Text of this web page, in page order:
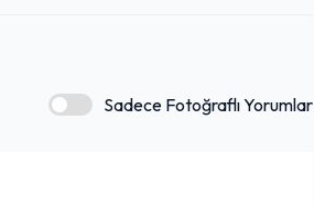
Sadece Fotoğraflı Yorumlar